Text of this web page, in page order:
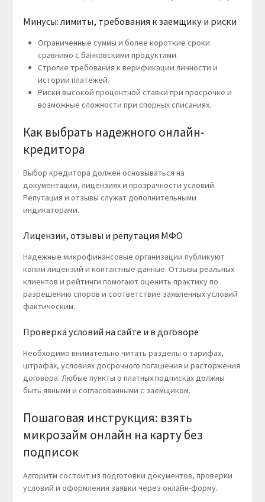
Минусы: лимиты, требования к заемщику и риски
Ограниченные суммы и более короткие сроки
сравнимо с банковскими продуктами.
Строгие требования к верификации личности и
истории платежей.
Риски высокой процентной ставки при просрочке и
возможные сложности при спорных списаниях.
Как выбрать надежного онлайн-
кредитора
Выбор кредитора должен основываться на
документации, лицензиях и прозрачности условий.
Репутация и отзывы служат дополнительными
индикаторами.
Лицензии, отзывы и репутация МФО
Надежные микрофинансовые организации публикуют
копии лицензий и контактные данные. Отзывы реальных
клиентов и рейтинги помогают оценить практику по
разрешению споров и соответствие заявленных условий
фактическим.
Проверка условий на сайте и в договоре
Необходимо внимательно читать разделы о тарифах,
штрафах, условиях досрочного погашения и расторжения
договора. Любые пункты о платных подписках должны
быть явными и согласованными с заемщиком.
Пошаговая инструкция: взять
микрозайм онлайн на карту без
подписок
Алгоритм состоит из подготовки документов, проверки
условий и оформления заявки через онлайн-форму.